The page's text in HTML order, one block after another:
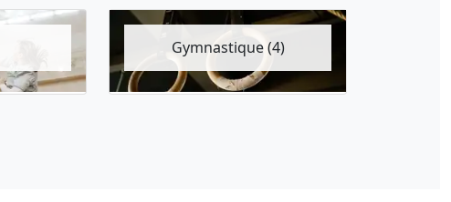
Gymnastique (4)